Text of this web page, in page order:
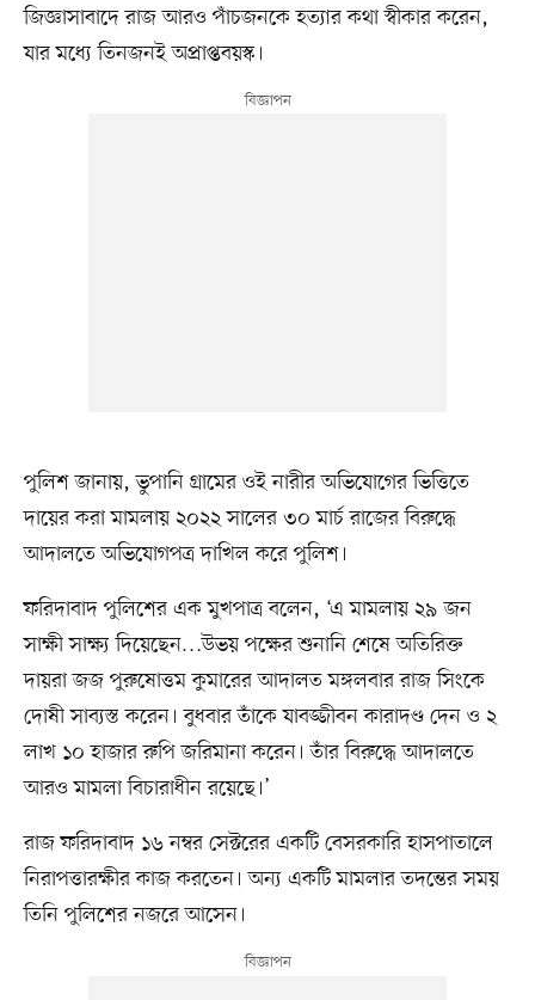
জিজ্ঞাসাবাদে রাজ আরও পাঁচজনকে হত্যার কথা স্বীকার করেন,
যার মধ্যে তিনজনই অপ্রাপ্তবয়স্ক।
পুলিশ জানায়, ভুপানি গ্রামের ওই নারীর অভিযোগের ভিত্তিতে
দায়ের করা মামলায় ২০২২ সালের ৩০ মার্চ রাজের বিরুদ্ধে
আদালতে অভিযোগপত্র দাখিল করে পুলিশ।
ফরিদাবাদ পুলিশের এক মুখপাত্র বলেন, ‘এ মামলায় ২৯ জন
সাক্ষী সাক্ষ্য দিয়েছেন…উভয় পক্ষের শুনানি শেষে অতিরিক্ত
দায়রা জজ পুরুষোত্তম কুমারের আদালত মঙ্গলবার রাজ সিংকে
দোষী সাব্যস্ত করেন। বুধবার তাঁকে যাবজ্জীবন কারাদণ্ড দেন ও ২
লাখ ১০ হাজার রুপি জরিমানা করেন। তাঁর বিরুদ্ধে আদালতে
আরও মামলা বিচারাধীন রয়েছে।’
রাজ ফরিদাবাদ ১৬ নম্বর সেক্টরের একটি বেসরকারি হাসপাতালে
নিরাপত্তারক্ষীর কাজ করতেন। অন্য একটি মামলার তদন্তের সময়
তিনি পুলিশের নজরে আসেন।